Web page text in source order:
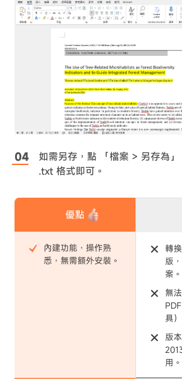
如需另存，點 「檔案 > 另存為
.txt 格式即可。
優點
內建功能，操作熟
悉，無需額外安裝。
轉
版
案。
無
具
版
用。